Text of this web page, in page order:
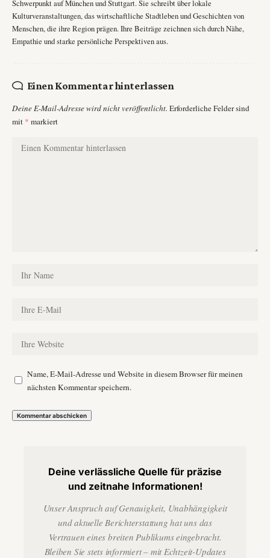
Schwerpunkt auf München und Stuttgart. Sie schreibt über lokale
Kulturveranstaltungen, das wirtschaftliche Stadtleben und Geschichten von
Menschen, die ihre Region prägen. Ihre Beiträge zeichnen sich durch Nähe,
Empathie und starke persönliche Perspektiven aus.
Einen Kommentar hinterlassen
Deine E-Mail-Adresse wird nicht veröffentlicht. Erforderliche Felder sind
mit * markiert
Name, E-Mail-Adresse und Website in diesem Browser für meinen
nächsten Kommentar speichern.
Deine verlässliche Quelle für präzise
und zeitnahe Informationen!
Unser Anspruch auf Genauigkeit, Unabhängigkeit
und aktuelle Berichterstattung hat uns das
Vertrauen eines breiten Publikums eingebracht.
Bleiben Sie stets informiert – mit Echtzeit-Updates